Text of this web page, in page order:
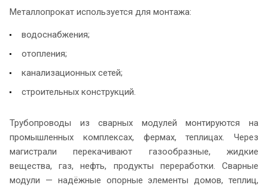
Металлопрокат используется для монтажа:
водоснабжения;
отопления;
канализационных сетей;
строительных конструкций.
Трубопроводы из сварных модулей монтируются на
промышленных комплексах, фермах, теплицах. Через
магистрали перекачивают газообразные, жидкие
вещества, газ, нефть, продукты переработки. Сварные
модули — надёжные опорные элементы домов, теплиц,